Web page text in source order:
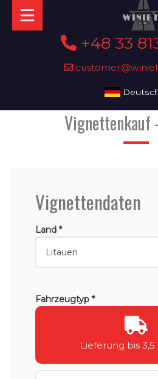
+48 33
Vignettenkauf
Vignettendaten
Land *
Fahrzeugtyp *
Lieferung bis 3,5